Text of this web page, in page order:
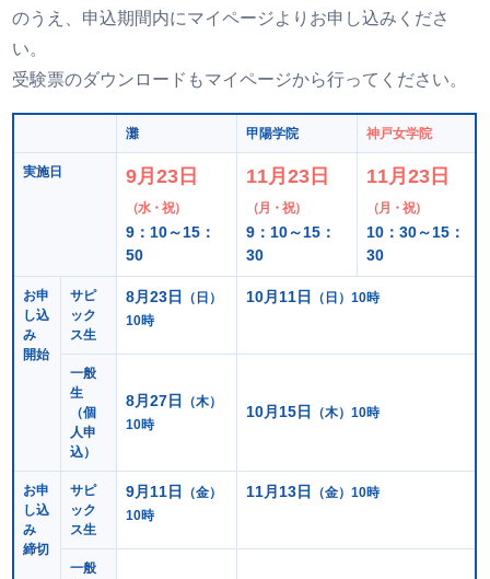
のうえ、申込期間内にマイページよりお申し込みくださ
い。
受験票のダウンロードもマイページから行ってください。
灘 甲陽学院 神戸女学院
実施日 9月23日
（水・祝）
9：10～15：
50
11月23日
（月・祝）
9：10～15：
30
11月23日
（月・祝）
10：30～15：
30
お申
し込
み
開始
サピ
ック
ス生
8月23日
（日）
10時
10月11日 （日）10時
一般
生
（個
人申
込）
8月27日
（木）
10時
10月15日 （木）10時
お申
し込
み
締切
サピ
ック
ス生
9月11日
（金）
10時
11月13日 （金）10時
一般